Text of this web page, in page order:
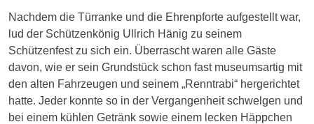
Nachdem die Türranke und die Ehrenpforte aufgestellt war,
lud der Schützenkönig Ullrich Hänig zu seinem
Schützenfest zu sich ein. Überrascht waren alle Gäste
davon, wie er sein Grundstück schon fast museumsartig mit
den alten Fahrzeugen und seinem „Renntrabi“ hergerichtet
hatte. Jeder konnte so in der Vergangenheit schwelgen und
bei einem kühlen Getränk sowie einem lecken Häppchen